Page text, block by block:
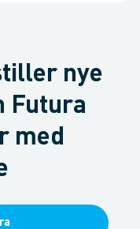
nye
Futura
med